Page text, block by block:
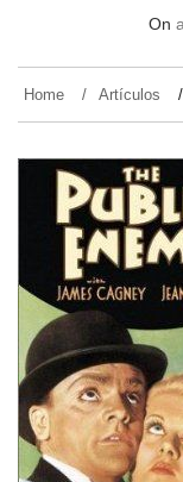
On
Home Artículos